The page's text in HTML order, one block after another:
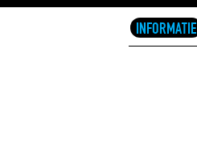
INFORMATIE